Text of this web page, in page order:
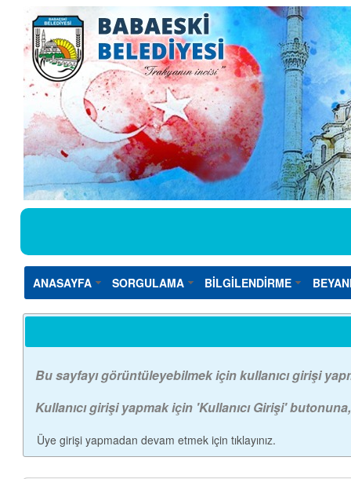
ANASAYFA SORGULAMA BİLGİLENDİRME
Bu sayfayı görüntüleyebilmek için kullanıcı girişi
Kullanıcı girişi yapmak için 'Kullanıcı Girişi'
Üye girişi yapmadan devam etmek için tıklayınız.